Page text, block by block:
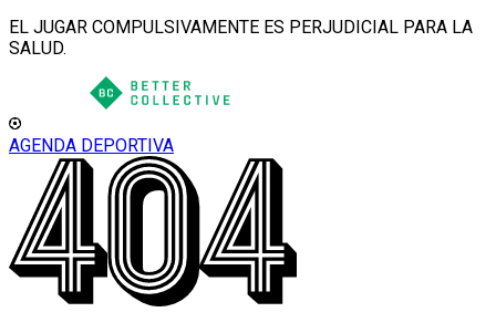
EL JUGAR COMPULSIVAMENTE ES PERJUDICIAL PARA LA
SALUD.
AGENDA DEPORTIVA